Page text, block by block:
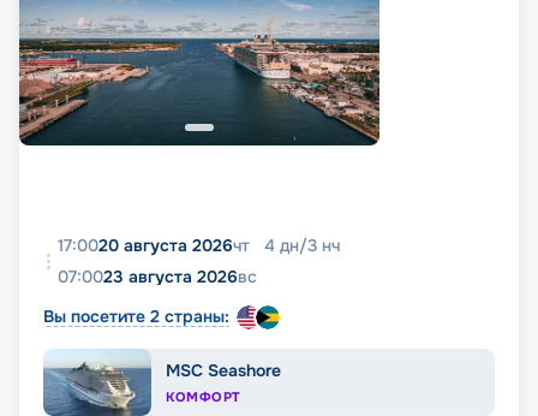
17:0020 августа 2026чт 4 дн/3 нч
07:0023 августа 2026вс
Вы посетите 2 страны:
MSC Seashore
КОМФОРТ